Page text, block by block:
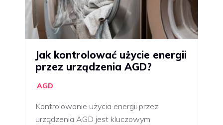
Jak kontrolować użycie energii
przez urządzenia AGD?
AGD
Kontrolowanie użycia energii przez
urządzenia AGD jest kluczowym